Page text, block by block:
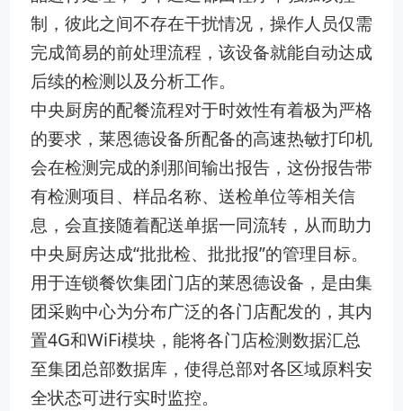
制，彼此之间不存在干扰情况，操作人员仅需
完成简易的前处理流程，该设备就能自动达成
后续的检测以及分析工作。
中央厨房的配餐流程对于时效性有着极为严格
的要求，莱恩德设备所配备的高速热敏打印机
会在检测完成的刹那间输出报告，这份报告带
有检测项目、样品名称、送检单位等相关信
息，会直接随着配送单据一同流转，从而助力
中央厨房达成“批批检、批批报”的管理目标。
用于连锁餐饮集团门店的莱恩德设备，是由集
团采购中心为分布广泛的各门店配发的，其内
置4G和WiFi模块，能将各门店检测数据汇总
至集团总部数据库，使得总部对各区域原料安
全状态可进行实时监控。